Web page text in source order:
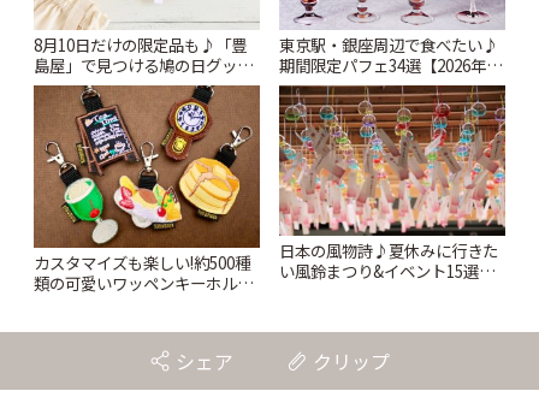
8月10日だけの限定品も♪「豊
島屋」で見つける鳩の日グッズ
と本店限定アイテム | ことりっ
ぷ
東京駅・銀座周辺で食べたい♪
期間限定パフェ34選【2026年8
月~10月】 | ことりっぷ
カスタマイズも楽しい!約500種
類の可愛いワッペンキーホルダ
日本の風物詩♪夏休みに行きた
い風鈴まつり&イベント15選
シェア クリップ